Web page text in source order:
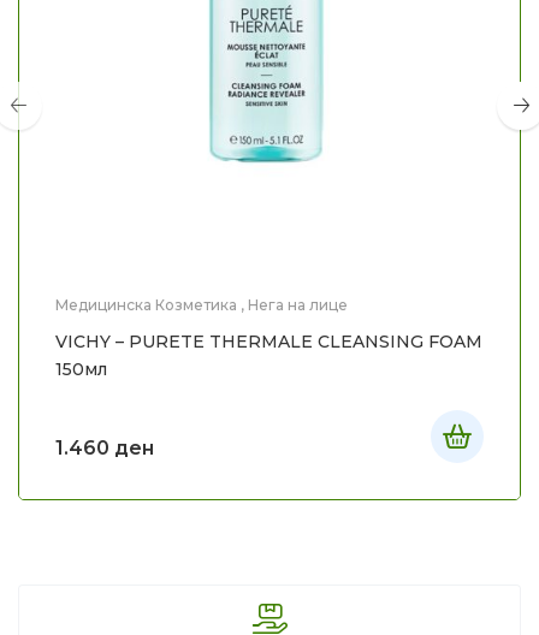
Медицинска Козметика , Нега на лице
VICHY – PURETE THERMALE CLEANSING FOAM
150мл
1.460 ден